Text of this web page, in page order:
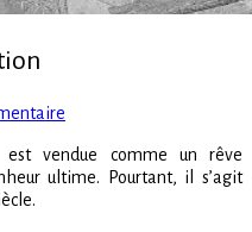
de
l’émancipation
vendue comme un rêve
ultime. Pourtant, il s’agit